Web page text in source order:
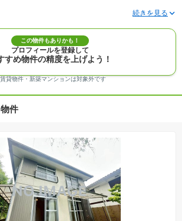
ース（絵）や間取り図に描かれている家具や車などは、特にコ
建物価格は含まれません。
提供日の２日前に最終確認した情報です。
植栽、外観等実際のものとは多少異なることがあります。
・展示場・ショールームの画像の場合、今回販売の物件と異な
とは多少異なる場合があります。
物件は、全ての住戸に該当しない項目もあります。
れた日から１週間表示されます。
されている、建物プラン例は、土地購入者の設計プランの参考
可否は任意です。
物プラン例」が表記してある時、そのプラン例は特定の建築請
請負会社以外で建てた場合、同様のものが同価格で建てられる
会社を特定するものではありません。
土地に建築する建物の建築請負契約が、一定期間内に成立する
地のことをいいます。建築請負契約成立に向けて設計プランを
己の希望する建物の設計協議をするために必要な相当の期間の
内で希望を満たすプランが実現できたかどうかにより結論を出
3ヶ月程度とされています。納得のいくプランが出来ず、建築請
この物件もありかも！
プロフィールを登録して
すめ物件の精度を上げよう！
貸物件・新築マンションは対象外です
件